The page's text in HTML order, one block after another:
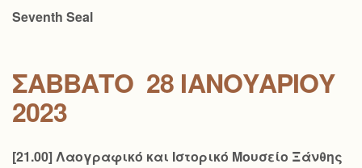
Seventh Seal
ΣΆΒΒΑΤΟ 28 ΙΑΝΟΥΑΡΊΟΥ
2023
[21.00] Λαογραφικό και Ιστορικό Μουσείο Ξάνθης